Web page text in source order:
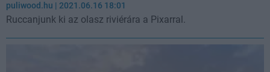
puliwood.hu | 2021.06.16 18:01
Ruccanjunk ki az olasz riviérára a Pixarral.